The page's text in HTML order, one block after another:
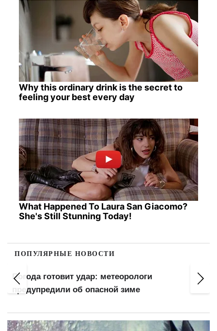
Why this ordinary drink is the secret to
feeling your best every day
What Happened To Laura San Giacomo?
She's Still Stunning Today!
ПОПУЛЯРНЫЕ НОВОСТИ
Погода готовит удар: метеорологи
предупредили об опасной зиме